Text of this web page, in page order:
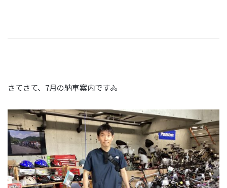
さてさて、7月の納車案内です🚴